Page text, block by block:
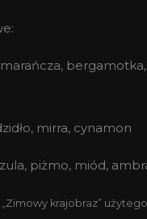
mirra, cynamon
piżmo, miód,
krajobraz”